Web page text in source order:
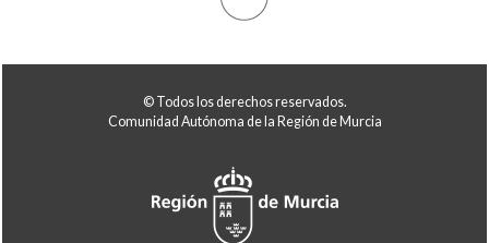
© Todos los derechos reservados.
Comunidad Autónoma de la Región de Murcia